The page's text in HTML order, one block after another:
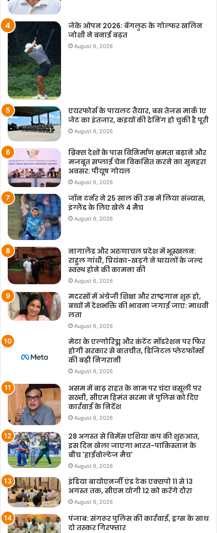
जेके ओपन 2026: बेंगलुरु के गोल्फर खलिन
जोशी ने बनाई बढ़त
August 6, 2026
एयरफोर्स के पायलट तैयार, बस तेजस मार्क 1ए
जेट का इंतजार, कइयों की ट्रेनिंग हो चुकी है पूरी
August 6, 2026
ब्रिक्स देशों के पास विनिर्माण क्षमता बढ़ाने और
मजबूत सप्लाई चेन विकसित करने का सुनहरा
अवसर: पीयूष गोयल
August 6, 2026
जॉन टर्नर ने 25 साल की उम्र में लिया संन्यास,
इंग्लैंड के लिए खेले 4 मैच
August 6, 2026
नागालैंड और अरुणाचल प्रदेश में भूस्खलन:
राहुल गांधी, प्रियंका-खड़गे ने घायलों के जल्द
स्वस्थ होने की कामना की
August 6, 2026
मदरसों में अंग्रेजी शिक्षा और राष्ट्रगान शुरू हो,
बच्चों में देशभक्ति की भावना जगाई जाए: माधवी
लता
August 6, 2026
मेटा के एल्गोरिद्म और कंटेंट मॉडरेशन पर फिर
होगी सरकार से बातचीत, डिजिटल प्लेटफॉर्म्स
की बढ़ी निगरानी
August 6, 2026
असम में बाढ़ राहत के नाम पर चंदा वसूली पर
सख्ती, सीएम हिमंत सरमा ने पुलिस को दिए
कार्रवाई के निर्देश
August 6, 2026
28 अगस्त से विमेंस एशिया कप की शुरुआत,
इस दिन खेला जाएगा भारत-पाकिस्तान के
बीच 'हाईवोल्टेज मैच'
August 6, 2026
इंडिया बायोएनर्जी एंड टेक एक्सपो 11 से 13
अगस्त तक, सीएम योगी 12 को करेंगे दौरा
August 6, 2026
पंजाब: संगरूर पुलिस की कार्रवाई, ड्रग्स के साथ
दो तस्कर गिरफ्तार